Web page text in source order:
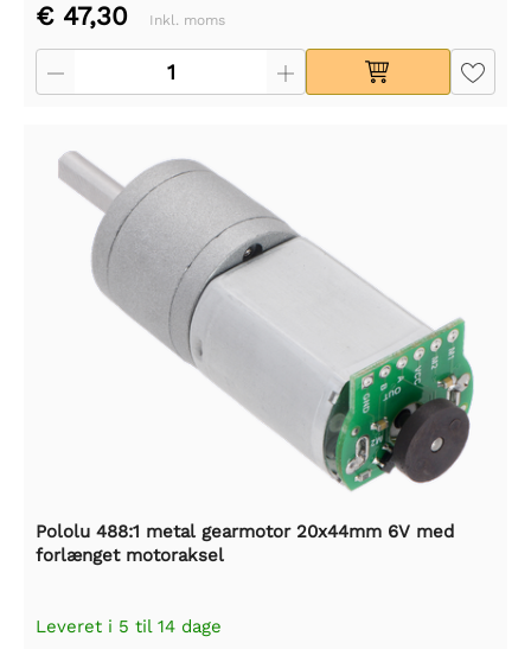
€ 47,30 Inkl. moms
Pololu 488:1 metal gearmotor 20x44mm 6V med
forlænget motoraksel
Leveret i 5 til 14 dage